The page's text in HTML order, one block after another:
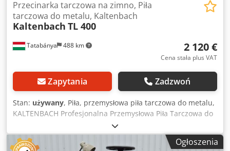
Tatabánya 488 km
Przecinarka tarczowa na zimno, Piła
tarczowa do metalu, Kaltenbach
Kaltenbach TL 400
2 120 €
Cena stała plus VAT
Zapytania Zadzwoń
Stan: używany, Piła, przemysłowa piła tarczowa do metalu,
KALTENBACH Profesjonalna Przemysłowa Piła Tarczowa do
metalu z kompletem podajników rolkowych podawczych i
odbiorczych, Maszyna używana Producent Hans
Kaltenbach Maschinenfabrik KG (Lörrach, Niemcy) Model
Ogłoszenia